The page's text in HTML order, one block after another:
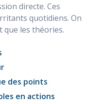
directe. Ces
quotidiens. On
que les théories.
des points
en actions